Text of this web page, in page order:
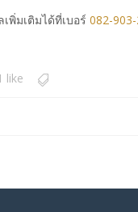
พิ่มเติมได้ที่เบอร์ 082-
like